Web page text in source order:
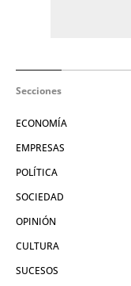
Secciones
ECONOMÍA
EMPRESAS
POLÍTICA
SOCIEDAD
OPINIÓN
CULTURA
SUCESOS